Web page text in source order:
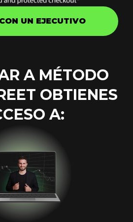
UN EJECUTIVO
A MÉTODO
OBTIENES
A: